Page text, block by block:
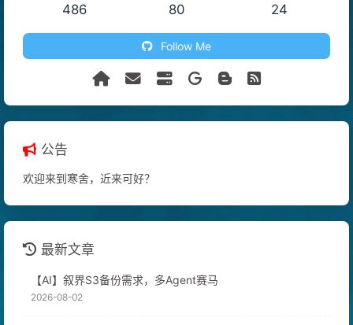
486 80 24
Follow Me
公告
欢迎来到寒舍，近来可好？
最新文章
【AI】叙界S3备份需求，多Agent赛马
2026-08-02